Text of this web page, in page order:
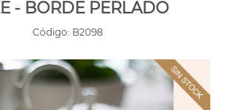
- BORDE PERLADO
Código: B2098